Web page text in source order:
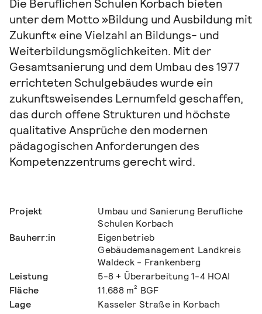
Die Beruflichen Schulen Korbach bieten
unter dem Motto »Bildung und Ausbildung mit
Zukunft« eine Vielzahl an Bildungs- und
Weiterbildungsmöglichkeiten. Mit der
Gesamtsanierung und dem Umbau des 1977
errichteten Schulgebäudes wurde ein
zukunftsweisendes Lernumfeld geschaffen,
das durch offene Strukturen und höchste
qualitative Ansprüche den modernen
pädagogischen Anforderungen des
Kompetenzzentrums gerecht wird.
Projekt
Umbau und Sanierung Berufliche
Schulen Korbach
Bauherr:in
Eigenbetrieb
Gebäudemanagement Landkreis
Waldeck - Frankenberg
Leistung
5-8 + Überarbeitung 1-4 HOAI
Fläche
11.688 m² BGF
Lage
Kasseler Straße in Korbach